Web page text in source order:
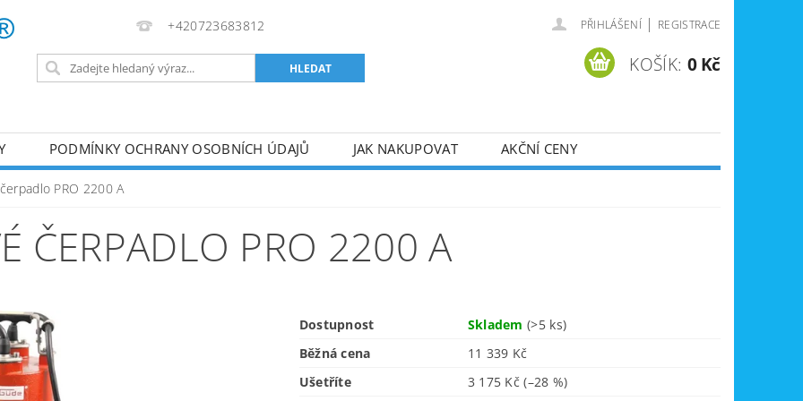
+420723683812 PŘIHLÁŠENÍ | REGISTRACE
KOŠÍK: 0 Kč
PODMÍNKY OCHRANY OSOBNÍCH ÚDAJŮ JAK NAKUPOVAT
AKČNÍ CENY
AKUMULÁTOROVÉ NÁŘADÍ
RUČNÍ NÁŘADÍ AKU NÁŘADÍ STAVEBNÍ STROJE
PRO 2200 A
ČERPADLO PRO 2200 A
Dostupnost Skladem(>5 ks)
Běžná cena
11 339 Kč
Ušetříte
3 175 Kč(–28 %)